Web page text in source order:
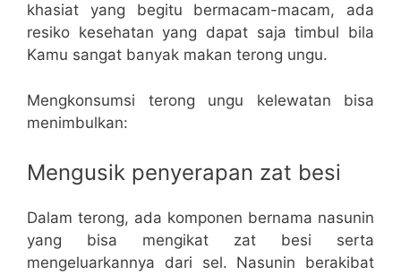
khasiat yang begitu bermacam-macam, ada
resiko kesehatan yang dapat saja timbul bila
Kamu sangat banyak makan terong ungu.
Mengkonsumsi terong ungu kelewatan bisa
menimbulkan:
Mengusik penyerapan zat besi
Dalam terong, ada komponen bernama nasunin
yang bisa mengikat zat besi serta
mengeluarkannya dari sel. Nasunin berakibat